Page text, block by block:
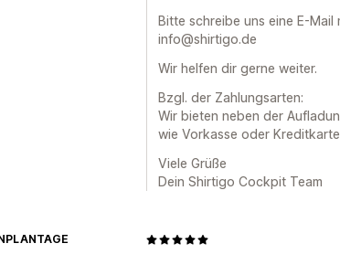
Bitte schreibe uns eine E-
info@shirtigo.de
Wir helfen dir gerne weiter.
Bzgl. der Zahlungsarten:
Wir bieten neben der
wie Vorkasse oder
Viele Grüße
Dein Shirtigo Cockpit Team